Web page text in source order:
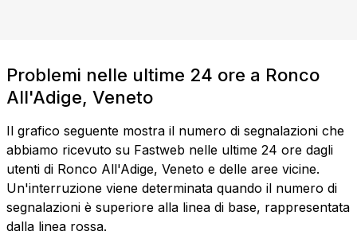
Problemi nelle ultime 24 ore a Ronco
All'Adige, Veneto
Il grafico seguente mostra il numero di segnalazioni che
abbiamo ricevuto su Fastweb nelle ultime 24 ore dagli
utenti di Ronco All'Adige, Veneto e delle aree vicine.
Un'interruzione viene determinata quando il numero di
segnalazioni è superiore alla linea di base, rappresentata
dalla linea rossa.